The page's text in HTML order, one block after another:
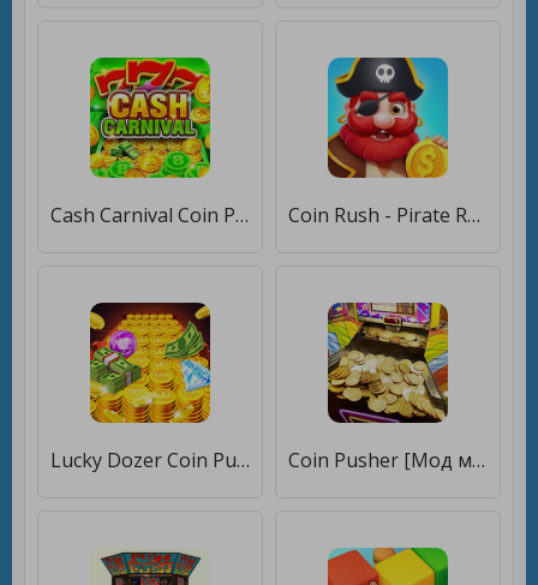
Cash Carnival Coin Pusher Game [Много монет] Coin Rush - Pirate Run [Много монет]
Lucky Dozer Coin Pusher 2020 [Много монет] Coin Pusher [Мод меню]